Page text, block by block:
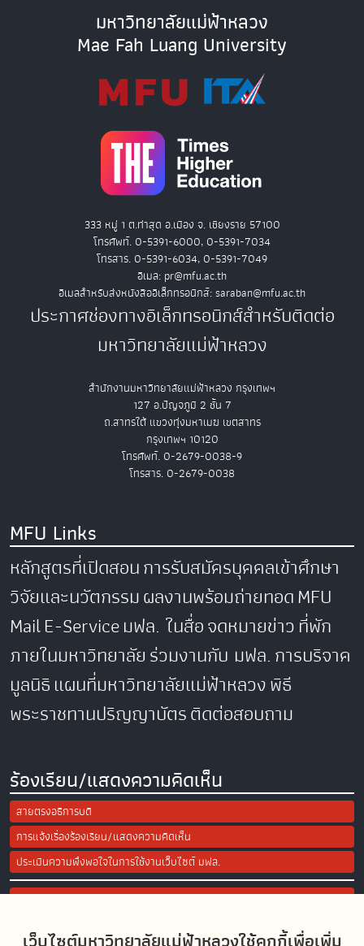
มหาวิทยาลัยแม่ฟ้าหลวง
Mae Fah Luang University
333 หมู่ 1 ต.ท่าสุด อ.เมือง จ. เชียงราย 57100
โทรศัพท์. 0-5391-6000, 0-5391-7034
โทรสาร. 0-5391-6034, 0-5391-7049
อีเมล: pr@mfu.ac.th
อีเมลสำหรับส่งหนังสืออิเล็กทรอนิกส์: saraban@mfu.ac.th
ประกาศช่องทางอิเล็กทรอนิกส์สำหรับติดต่อ
มหาวิทยาลัยแม่ฟ้าหลวง
สำนักงานมหาวิทยาลัยแม่ฟ้าหลวง กรุงเทพฯ
127 อ.ปัญจภูมิ 2 ชั้น 7
ถ.สาทรใต้ แขวงทุ่งมหาเมฆ เขตสาทร
กรุงเทพฯ 10120
โทรศัพท์. 0-2679-0038-9
โทรสาร. 0-2679-0038
MFU Links
หลักสูตรที่เปิดสอนการรับสมัครบุคคลเข้าศึกษา
วิจัยและนวัตกรรมผลงานพร้อมถ่ายทอดMFU
MailE-Serviceมฟล. ในสื่อจดหมายข่าวที่พัก
ภายในมหาวิทยาลัยร่วมงานกับ มฟล.การบริจาค
มูลนิธิแผนที่มหาวิทยาลัยแม่ฟ้าหลวงพิธี
พระราชทานปริญญาบัตรติดต่อสอบถาม
ร้องเรียน/แสดงความคิดเห็น
สายตรงอธิการบดี
การแจ้งเรื่องร้องเรียน/แสดงความคิดเห็น
ประเมินความพึงพอใจในการใช้งานเว็บไซต์ มฟล.
Site Map